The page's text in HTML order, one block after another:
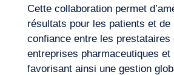
Cette collaboration permet
résultats pour les patients et de
confiance entre les prestataires
entreprises pharmaceutiques et
favorisant ainsi une gestion